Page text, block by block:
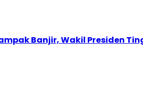
Banjir, Wakil Presiden